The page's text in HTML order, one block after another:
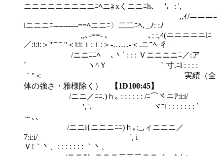
ニニニニニニニニニﾆﾍニ≧xくニニﾆh､ '，: ',
,,ｨ/ニニニﾆ
lニニニﾆ----------==ﾍニニﾆ〉二二ﾆﾍ､_ﾉ: :ﾉ
,,､-==- ､ ､: :,ｨ(ニニニニニlﾆ
／:i:i:＞''¨¨¨¨ ''＜i:i:ｉ:ｉ:＞‐……-＜.ニﾆﾍｰ彳_
/ニニﾆﾆﾍ ､丶` : : : Ｖニニニニﾆ／:ア
´ ヽ^Ｙ ｀寸.ﾆl : : : :
｀''＜ 実績（全
体の強さ・雅様除く）
【1D100:45】
/ニニ／ﾆﾆ.)ｈ｡ : : : : : : /ﾆ⌒ヾニｱ:i:i/
', ', ヾﾆl : : : : : : : `
～､、
/ニニi{ニニニﾆﾆ)ｈ｡:_,ィニニニ／
7:i:i/ ', i
Ｖ!｀丶、: : : : : : : ｀丶、